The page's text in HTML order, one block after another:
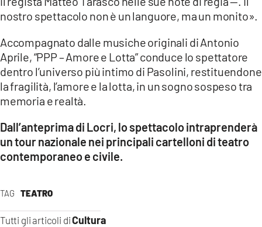
TAG TEATRO
Tutti gli articoli diCultura
nostro spettacolo non è un languore, ma un monito».
Accompagnato dalle musiche originali di Antonio
Aprile, “PPP – Amore e Lotta” conduce lo spettatore
dentro l’universo più intimo di Pasolini, restituendone
la fragilità, l’amore e la lotta, in un sogno sospeso tra
memoria e realtà.
Dall’anteprima di Locri, lo spettacolo intraprenderà
un tour nazionale nei principali cartelloni di teatro
contemporaneo e civile.